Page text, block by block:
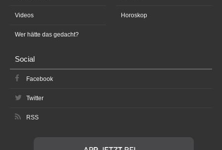
Videos
Wer hätte das gedacht?
Horoskop
Social
Facebook
Twitter
RSS